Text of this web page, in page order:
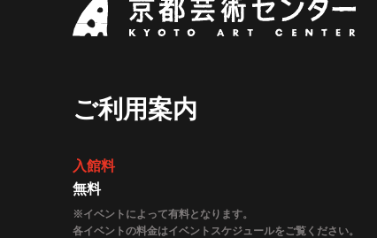
ご利用案内
入館料
無料
※イベントによって有料となります。
各イベントの料金はイベントスケジュールをご覧ください。